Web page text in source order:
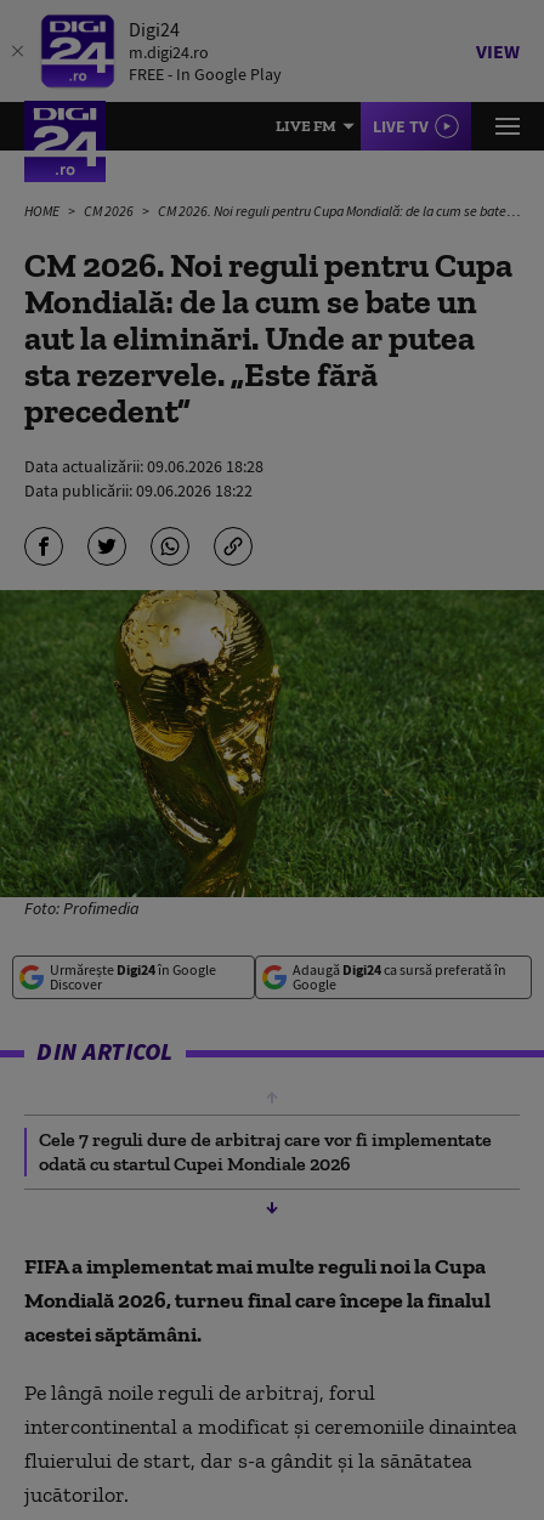
Digi24
m.digi24.ro
FREE - In Google Play
VIEW
LIVE FM LIVE TV
HOME CM 2026 CM 2026. Noi reguli pentru Cupa Mondială: de la cum se bate un aut la eliminări. Unde ar putea sta rezervele. „Este fără precedent”
CM 2026. Noi reguli pentru Cupa
Mondială: de la cum se bate un
aut la eliminări. Unde ar putea
sta rezervele. „Este fără
precedent”
Data actualizării:09.06.2026 18:28
Data publicării:09.06.2026 18:22
Foto: Profimedia
Urmărește Digi24în Google
Discover
Adaugă Digi24ca sursă preferată în
Google
DIN ARTICOL
Cele 7 reguli dure de arbitraj care vor fi implementate
odată cu startul Cupei Mondiale 2026
FIFA a implementat mai multe reguli noi la Cupa
Mondială 2026, turneu final care începe la finalul
acestei săptămâni.
Pe lângă noile reguli de arbitraj, forul
intercontinental a modificat și ceremoniile dinaintea
fluierului de start, dar s-a gândit și la sănătatea
jucătorilor.